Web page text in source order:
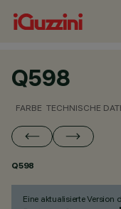
Q598
FARBE TECHNISCHE
Q598
Eine aktualisierte Version